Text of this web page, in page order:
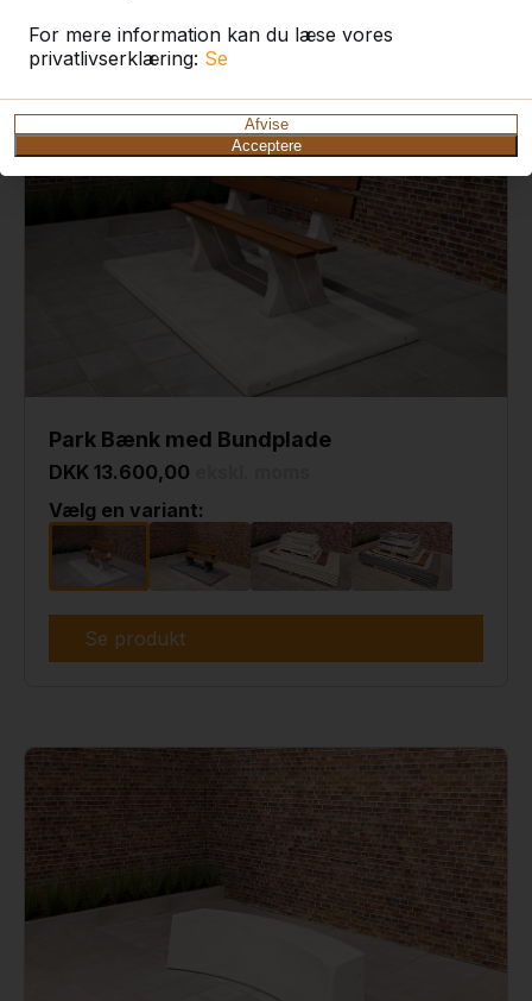
For mere information kan du læse vores
privatlivserklæring: Se
Afvise
Acceptere
Park Bænk med Bundplade
DKK 13.600,00
Vælg en variant:
Se produkt